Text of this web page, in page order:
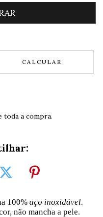
CALCULAR
toda a compra.
100% aço inoxidável.
não mancha a pele.